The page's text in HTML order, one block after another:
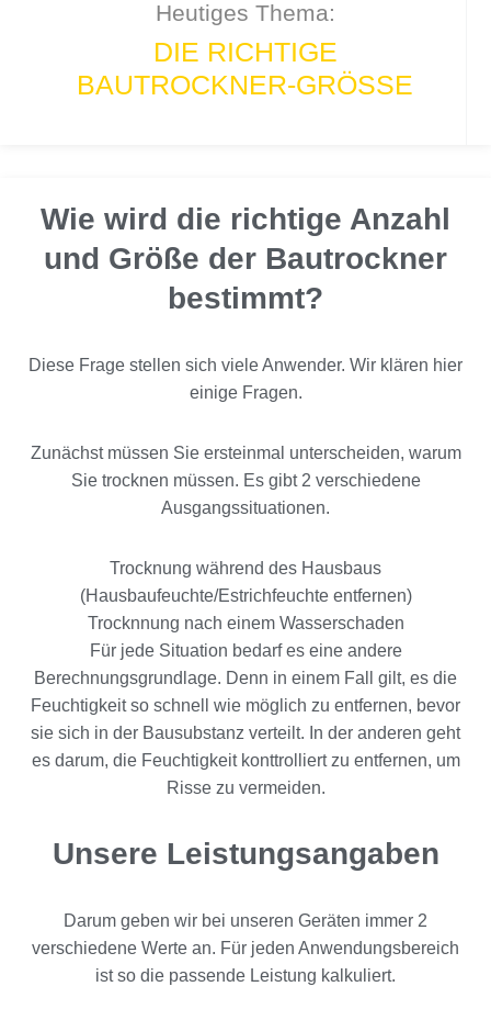
Heutiges Thema:
DIE RICHTIGE
BAUTROCKNER-GRÖSSE
Wie wird die richtige Anzahl
und Größe der Bautrockner
bestimmt?
Diese Frage stellen sich viele Anwender. Wir klären hier
einige Fragen.
Zunächst müssen Sie ersteinmal unterscheiden, warum
Sie trocknen müssen. Es gibt 2 verschiedene
Ausgangssituationen.
Trocknung während des Hausbaus
(Hausbaufeuchte/Estrichfeuchte entfernen)
Trocknnung nach einem Wasserschaden
Für jede Situation bedarf es eine andere
Berechnungsgrundlage. Denn in einem Fall gilt, es die
Feuchtigkeit so schnell wie möglich zu entfernen, bevor
sie sich in der Bausubstanz verteilt. In der anderen geht
es darum, die Feuchtigkeit konttrolliert zu entfernen, um
Risse zu vermeiden.
Unsere Leistungsangaben
Darum geben wir bei unseren Geräten immer 2
verschiedene Werte an. Für jeden Anwendungsbereich
ist so die passende Leistung kalkuliert.